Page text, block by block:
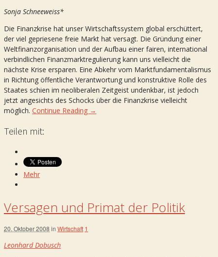
Sonja Schneeweiss*
Die Finanzkrise hat unser Wirtschaftssystem global erschüttert,
der viel gepriesene freie Markt hat versagt. Die Gründung einer
Weltfinanzorganisation und der Aufbau einer fairen, international
verbindlichen Finanzmarktregulierung kann uns vielleicht die
nächste Krise ersparen. Eine Abkehr vom Marktfundamentalismus
in Richtung öffentliche Verantwortung und konstruktive Rolle des
Staates schien im neoliberalen Zeitgeist undenkbar, ist jedoch
jetzt angesichts des Schocks über die Finanzkrise vielleicht
möglich. Continue Reading →
Teilen mit:
Mehr
Versagen und Primat der Politik
20. Oktober 2008 in Wirtschaft 1
Leonhard Dobusch